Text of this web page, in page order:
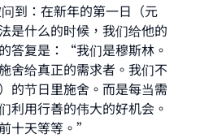
到：在新年的第一日（元
是什么的时候，我们给他的
答复是：“我们是穆斯林。
舍给真正的需求者。我们不
的节日里施舍。而是每当需
利用行善的伟大的好机会。
十天等等。”
crucial for our mission.
The Prophet (ﷺ) said:
others to doing what is
reward as those who do
it."
1893)